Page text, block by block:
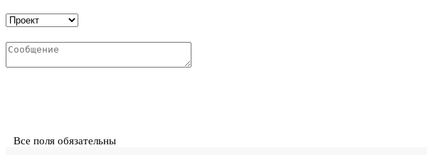
Все поля обязательны